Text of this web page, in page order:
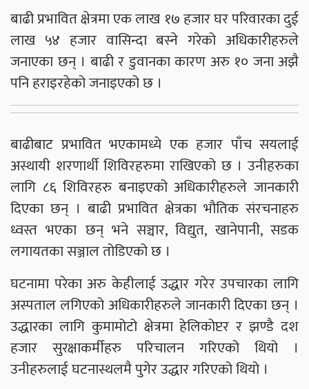
बाढी प्रभावित क्षेत्रमा एक लाख १७ हजार घर परिवारका दुई
लाख ५४ हजार वासिन्दा बस्ने गरेको अधिकारीहरुले
जनाएका छन् । बाढी र डुवानका कारण अरु १० जना अझै
पनि हराइरहेको जनाइएको छ ।
बाढीबाट प्रभावित भएकामध्ये एक हजार पाँच सयलाई
अस्थायी शरणार्थी शिविरहरुमा राखिएको छ । उनीहरुका
लागि ८६ शिविरहरु बनाइएको अधिकारीहरुले जानकारी
दिएका छन् । बाढी प्रभावित क्षेत्रका भौतिक संरचनाहरु
ध्वस्त भएका छन् भने सञ्चार, विद्युत, खानेपानी, सडक
लगायतका सञ्जाल तोडिएको छ ।
घटनामा परेका अरु केहीलाई उद्धार गरेर उपचारका लागि
अस्पताल लगिएको अधिकारीहरुले जानकारी दिएका छन् ।
उद्धारका लागि कुमामोटो क्षेत्रमा हेलिकोप्टर र झण्डै दश
हजार सुरक्षाकर्मीहरु परिचालन गरिएको थियो ।
उनीहरुलाई घटनास्थलमै पुगेर उद्धार गरिएको थियो ।